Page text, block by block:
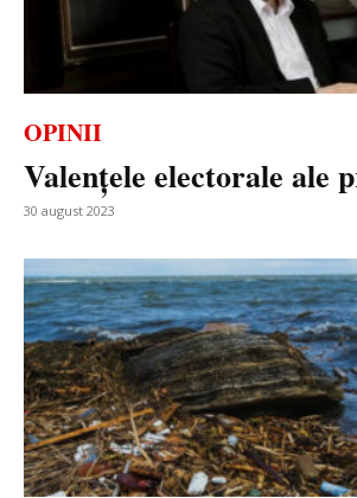
OPINII
Valențele electorale ale
30 august 2023